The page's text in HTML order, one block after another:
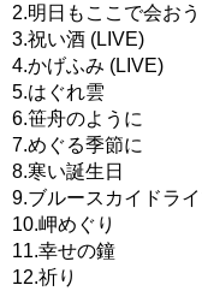
2.明日もここで会おう
3.祝い酒 (LIVE)
4.かげふみ (LIVE)
5.はぐれ雲
6.笹舟のように
7.めぐる季節に
8.寒い誕生日
9.ブルースカイドラ
10.岬めぐり
11.幸せの鐘
12.祈り